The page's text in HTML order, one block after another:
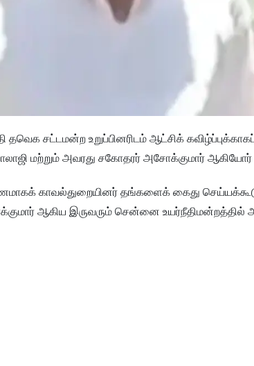
சட்டமன்ற உறுப்பினரிடம் ஆட்சிக் கவிழ்ப்புக்காகப்
மற்றும் அவரது சகோதரர் அசோக்குமார் ஆகியோர்
காவல்துறையினர் தங்களைக் கைது
ஆகிய இருவரும் சென்னை